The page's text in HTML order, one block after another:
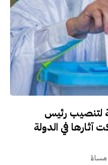
لتنصيب رئيس
في الدولة